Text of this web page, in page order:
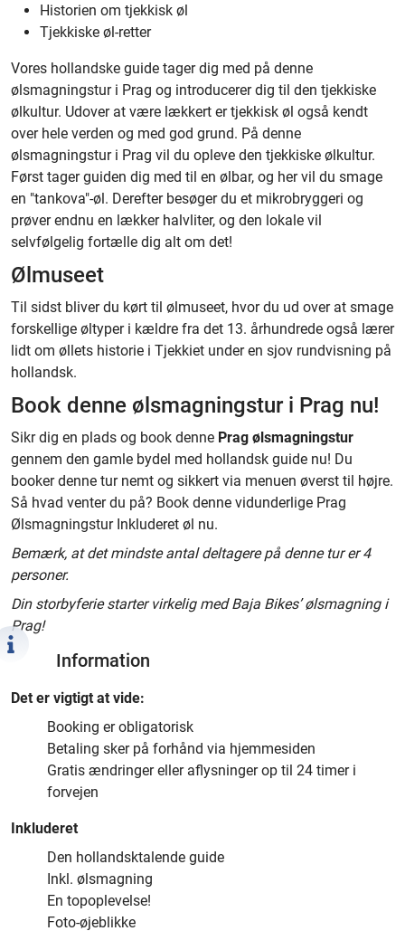
Historien om tjekkisk øl
Tjekkiske øl-retter
Vores hollandske guide tager dig med på denne
ølsmagningstur i Prag og introducerer dig til den tjekkiske
ølkultur. Udover at være lækkert er tjekkisk øl også kendt
over hele verden og med god grund. På denne
ølsmagningstur i Prag vil du opleve den tjekkiske ølkultur.
Først tager guiden dig med til en ølbar, og her vil du smage
en "tankova"-øl. Derefter besøger du et mikrobryggeri og
prøver endnu en lækker halvliter, og den lokale vil
selvfølgelig fortælle dig alt om det!
Ølmuseet
Til sidst bliver du kørt til ølmuseet, hvor du ud over at smage
forskellige øltyper i kældre fra det 13. århundrede også lærer
lidt om øllets historie i Tjekkiet under en sjov rundvisning på
hollandsk.
Book denne ølsmagningstur i Prag nu!
Sikr dig en plads og book denne Prag ølsmagningstur
gennem den gamle bydel med hollandsk guide nu! Du
booker denne tur nemt og sikkert via menuen øverst til højre.
Så hvad venter du på? Book denne vidunderlige Prag
Ølsmagningstur Inkluderet øl nu.
Bemærk, at det mindste antal deltagere på denne tur er 4
personer.
Din storbyferie starter virkelig med Baja Bikes’ ølsmagning i
Prag!
Information
Det er vigtigt at vide:
Booking er obligatorisk
Betaling sker på forhånd via hjemmesiden
Gratis ændringer eller aflysninger op til 24 timer i
forvejen
Inkluderet
Den hollandsktalende guide
Inkl. ølsmagning
En topoplevelse!
Foto-øjeblikke